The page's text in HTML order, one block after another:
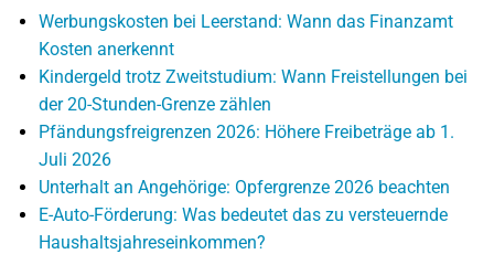
Werbungskosten bei Leerstand: Wann das Finanzamt
Kosten anerkennt
Kindergeld trotz Zweitstudium: Wann Freistellungen bei
der 20-Stunden-Grenze zählen
Pfändungsfreigrenzen 2026: Höhere Freibeträge ab 1.
Juli 2026
Unterhalt an Angehörige: Opfergrenze 2026 beachten
E-Auto-Förderung: Was bedeutet das zu versteuernde
Haushaltsjahreseinkommen?